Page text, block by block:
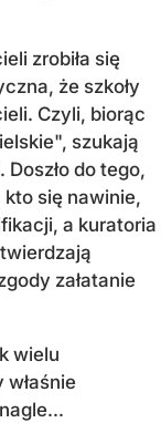
zrobiła się
że szkoły
Czyli, biorąc
szukają
do tego,
się nawinie,
a kuratoria
załatanie
wielu
właśnie